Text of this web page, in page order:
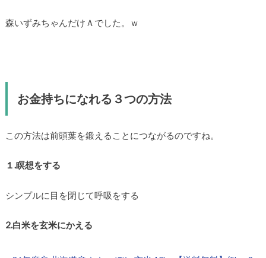
森いずみちゃんだけＡでした。ｗ
お金持ちになれる３つの方法
この方法は前頭葉を鍛えることにつながるのですね。
１.瞑想をする
シンプルに目を閉じて呼吸をする
2.白米を玄米にかえる